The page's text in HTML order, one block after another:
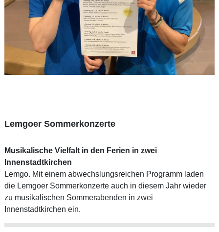
Lemgoer Sommerkonzerte
Musikalische Vielfalt in den Ferien in zwei
Innenstadtkirchen
Lemgo. Mit einem abwechslungsreichen Programm laden
die Lemgoer Sommerkonzerte auch in diesem Jahr wieder
zu musikalischen Sommerabenden in zwei
Innenstadtkirchen ein.